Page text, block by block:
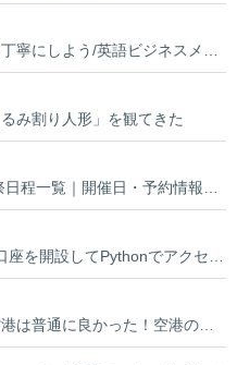
メールの返事や支払いの催促を丁寧にしよう/英語ビジネスメール
み割り人形」を観てきた
【2026年版】私立中学の文化祭日程一覧｜開催日・予約情報を学校別に検索
【OANDA】無料で簡単にデモ口座を開設してPythonでアクセスしてみる。【AIでFX】
イタリア・ミラノ ベルガモ空港は普通に良かった！空港の中&空港への行き方